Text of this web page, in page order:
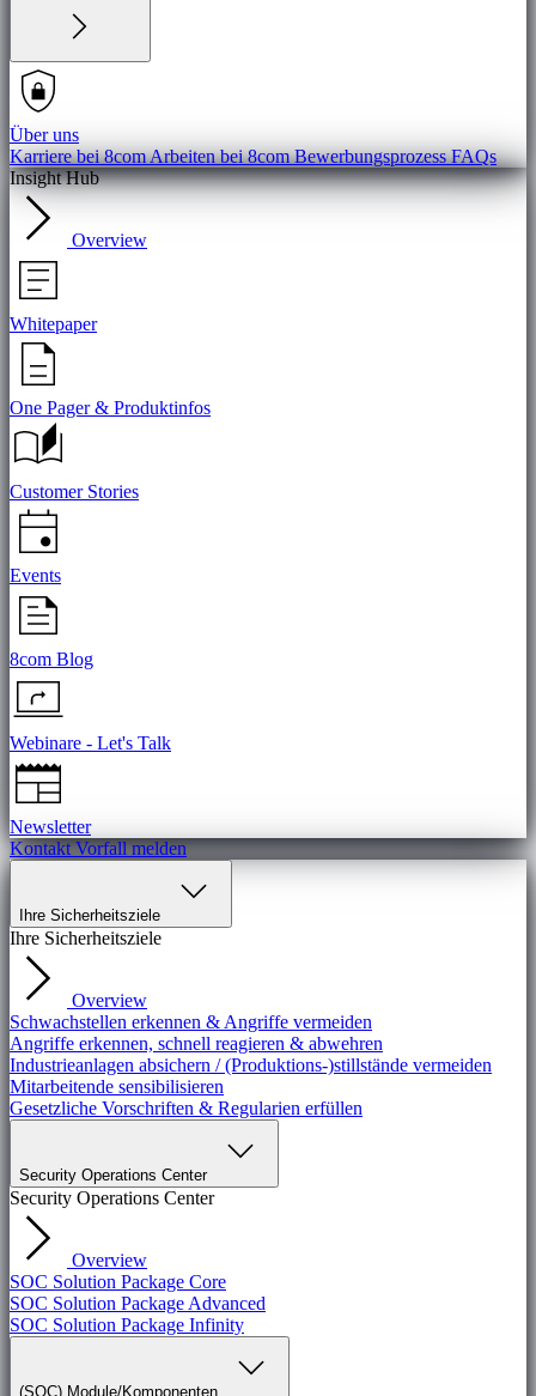
Über uns
Karriere bei 8comArbeiten bei 8comBewerbungsprozessFAQs
Insight Hub
Overview
Whitepaper
One Pager & Produktinfos
Customer Stories
Events
8com Blog
Webinare - Let's Talk
Newsletter
KontaktVorfall melden
Ihre Sicherheitsziele
Ihre Sicherheitsziele
Overview
Schwachstellen erkennen & Angriffe vermeiden
Angriffe erkennen, schnell reagieren & abwehren
Industrieanlagen absichern / (Produktions-)stillstände vermeiden
Mitarbeitende sensibilisieren
Gesetzliche Vorschriften & Regularien erfüllen
Security Operations Center
Security Operations Center
Overview
SOC Solution Package Core
SOC Solution Package Advanced
SOC Solution Package Infinity
(SOC) Module/Komponenten